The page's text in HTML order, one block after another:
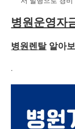
병원운영자
병원렌탈알아
.